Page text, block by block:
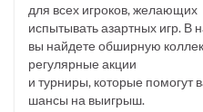
для всех игроков, желающих
испытывать азартных игр. В
вы найдете обширную
регулярные акции
и турниры, которые помогут
шансы на выигрыш.